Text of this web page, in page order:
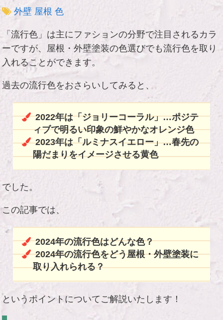
外壁 屋根 色
「流行色」は主にファションの分野で注目されるカラ
ーですが、屋根・外壁塗装の色選びでも流行色を取り
入れることができます。
過去の流行色をおさらいしてみると、
2022年は「ジョリーコーラル」…ポジテ
ィブで明るい印象の鮮やかなオレンジ色
2023年は「ルミナスイエロー」…春先の
陽だまりをイメージさせる黄色
でした。
この記事では、
2024年の流行色はどんな色？
2024年の流行色をどう屋根・外壁塗装に
取り入れられる？
というポイントについてご解説いたします！